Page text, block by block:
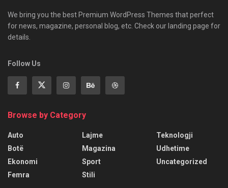
We bring you the best Premium WordPress Themes that perfect
for news, magazine, personal blog, etc. Check our landing page for
details.
Follow Us
Browse by Category
Auto
Botë
Ekonomi
Femra
Lajme
Magazina
Sport
Stili
Teknologji
Udhetime
Uncategorized